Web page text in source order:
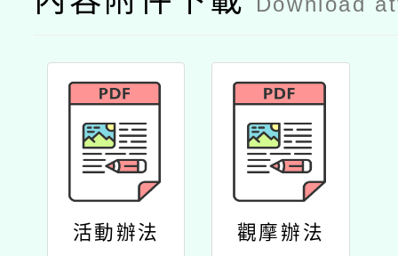
活動辦法 觀摩辦法